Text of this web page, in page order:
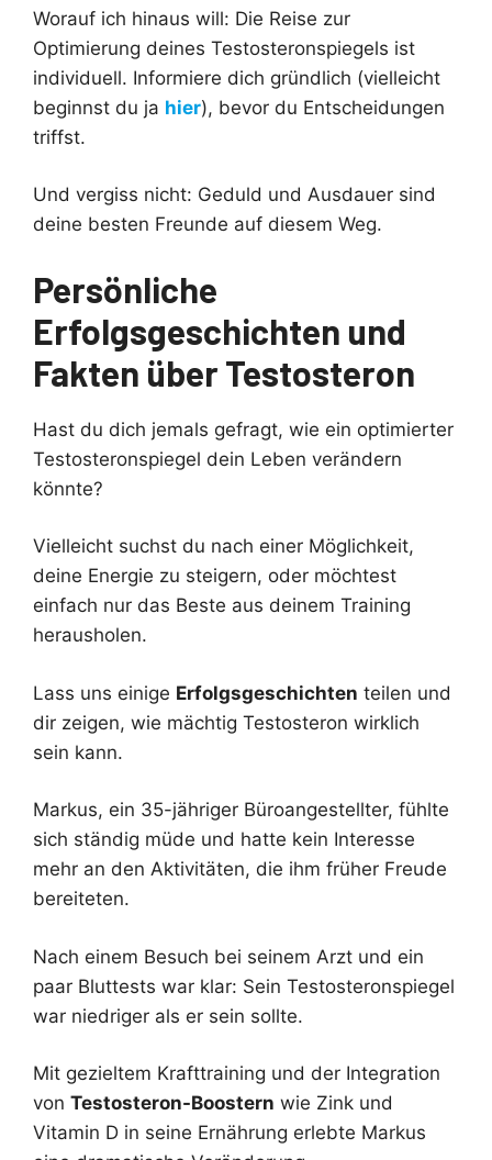
Worauf ich hinaus will: Die Reise zur
Optimierung deines Testosteronspiegels ist
individuell. Informiere dich gründlich (vielleicht
beginnst du ja hier), bevor du Entscheidungen
triffst.
Und vergiss nicht: Geduld und Ausdauer sind
deine besten Freunde auf diesem Weg.
Persönliche
Erfolgsgeschichten und
Fakten über Testosteron
Hast du dich jemals gefragt, wie ein optimierter
Testosteronspiegel dein Leben verändern
könnte?
Vielleicht suchst du nach einer Möglichkeit,
deine Energie zu steigern, oder möchtest
einfach nur das Beste aus deinem Training
herausholen.
Lass uns einige Erfolgsgeschichten teilen und
dir zeigen, wie mächtig Testosteron wirklich
sein kann.
Markus, ein 35-jähriger Büroangestellter, fühlte
sich ständig müde und hatte kein Interesse
mehr an den Aktivitäten, die ihm früher Freude
bereiteten.
Nach einem Besuch bei seinem Arzt und ein
paar Bluttests war klar: Sein Testosteronspiegel
war niedriger als er sein sollte.
Mit gezieltem Krafttraining und der Integration
von Testosteron-Boostern wie Zink und
Vitamin D in seine Ernährung erlebte Markus